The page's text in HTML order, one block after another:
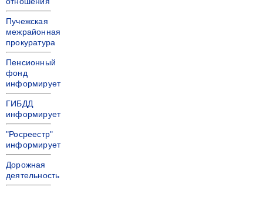
Пучежская
межрайонная
прокуратура
Пенсионный
фонд
информирует
ГИБДД
информирует
"Росреестр"
информирует
Дорожная
деятельность